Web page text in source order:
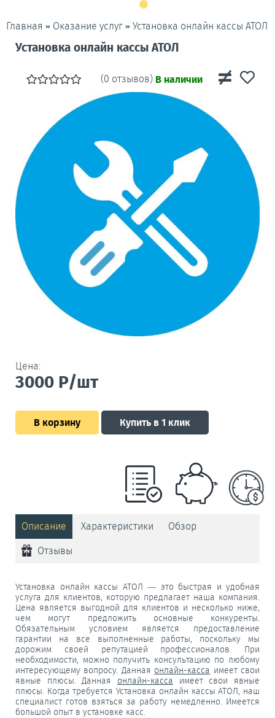
Главная » Оказание услуг » Установка онлайн кассы АТОЛ
Установка онлайн кассы АТОЛ
(0 отзывов) В наличии
Цена:
3000 Р/шт
В корзину Купить в 1 клик
Описание Характеристики Обзор
Отзывы
Установка онлайн кассы АТОЛ — это быстрая и удобная
услуга для клиентов, которую предлагает наша компания.
Цена является выгодной для клиентов и несколько ниже,
чем могут предложить основные конкуренты.
Обязательным условием является предоставление
гарантии на все выполненные работы, поскольку мы
дорожим своей репутацией профессионалов. При
необходимости, можно получить консультацию по любому
интересующему вопросу. Данная онлайн-касса имеет свои
явные плюсы. Данная онлайн-касса имеет свои явные
плюсы. Когда требуется Установка онлайн кассы АТОЛ, наш
специалист готов взяться за работу немедленно. Имеется
большой опыт в установке касс.